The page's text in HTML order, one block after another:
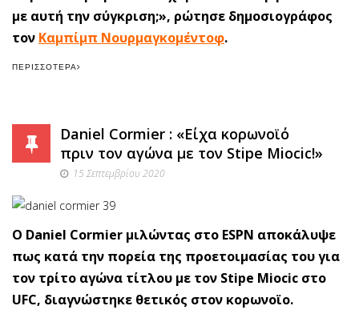
με αυτή την σύγκριση;», ρώτησε δημοσιογράφος
τον Καμπίμπ Νουρμαγκομέντοφ.
ΠΕΡΙΣΣΌΤΕΡΑ
Daniel Cormier : «Είχα κορωνοϊό
πριν τον αγώνα με τον Stipe Miocic!»
15 Σεπτεμβρίου 2020
Ο Daniel Cormier μιλώντας στο ESPN αποκάλυψε
πως κατά την πορεία της προετοιμασίας του για
τον τρίτο αγώνα τίτλου με τον Stipe Miocic στο
UFC, διαγνώστηκε θετικός στον κορωνοϊο.